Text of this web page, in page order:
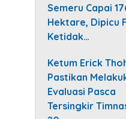
Semeru Capai
Hektare, Dipicu
Ketidak…
Ketum Erick
Pastikan
Evaluasi Pasca
Tersingkir